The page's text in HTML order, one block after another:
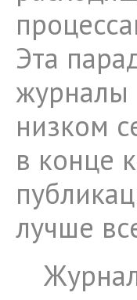
Эта
журналы
низком
в конце
лучше